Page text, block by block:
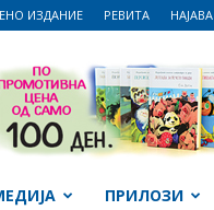
ИЗДАНИЕ РЕВИТА НАЈАВА
ПРИЛОЗИ